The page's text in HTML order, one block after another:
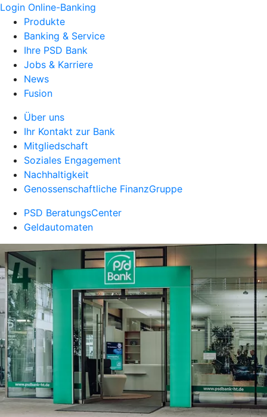
Login Online-Banking
Produkte
Banking & Service
Ihre PSD Bank
Jobs & Karriere
News
Fusion
Über uns
Ihr Kontakt zur Bank
Mitgliedschaft
Soziales Engagement
Nachhaltigkeit
Genossenschaftliche FinanzGruppe
PSD BeratungsCenter
Geldautomaten